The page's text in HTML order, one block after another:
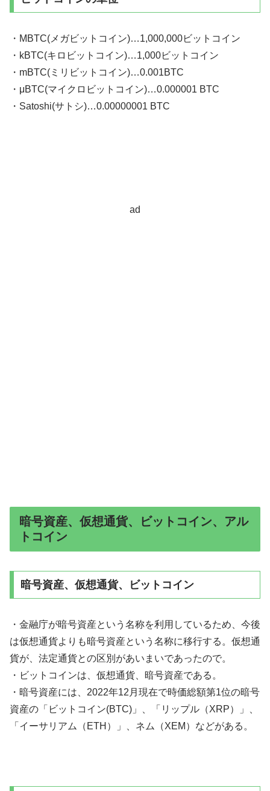
・MBTC(メガビットコイン)…1,000,000ビットコイン
・kBTC(キロビットコイン)…1,000ビットコイン
・mBTC(ミリビットコイン)…0.001BTC
・μBTC(マイクロビットコイン)…0.000001 BTC
・Satoshi(サトシ)…0.00000001 BTC
ad
暗号資産、仮想通貨、ビットコイン、アル
トコイン
暗号資産、仮想通貨、ビットコイン
・金融庁が暗号資産という名称を利用しているため、今後
は仮想通貨よりも暗号資産という名称に移行する。仮想通
貨が、法定通貨との区別があいまいであったので。
・ビットコインは、仮想通貨、暗号資産である。
・暗号資産には、2022年12月現在で時価総額第1位の暗号
資産の「ビットコイン(BTC)」、「リップル（XRP）」、
「イーサリアム（ETH）」、ネム（XEM）などがある。